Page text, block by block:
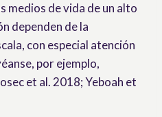
medios de vida de un alto
dependen de la
con especial atención
por ejemplo,
et al. 2018; Yeboah et